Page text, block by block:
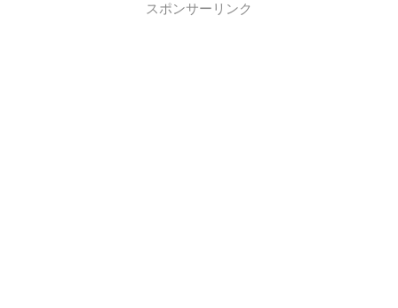
スポンサーリンク